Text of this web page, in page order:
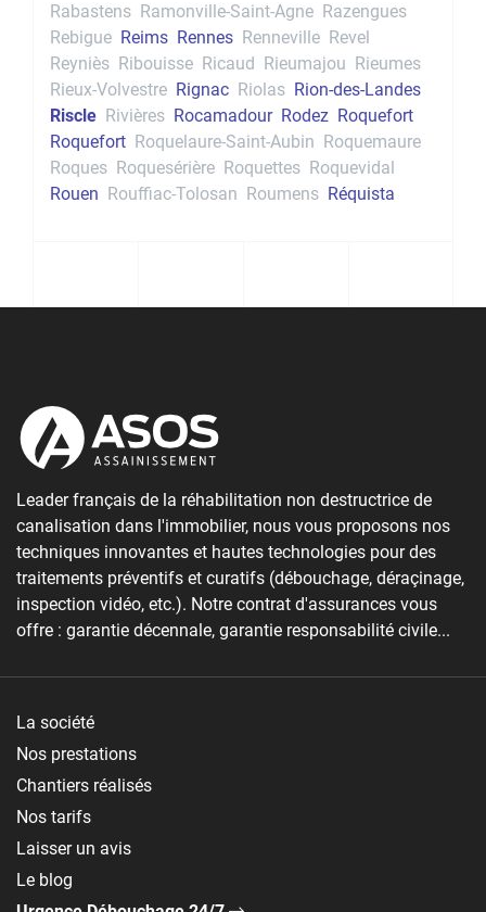
Rabastens Ramonville-Saint-Agne Razengues
Rebigue Reims Rennes Renneville Revel
Reyniès Ribouisse Ricaud Rieumajou Rieumes
Rieux-Volvestre Rignac Riolas Rion-des-Landes
Riscle Rivières Rocamadour Rodez Roquefort
Roquefort Roquelaure-Saint-Aubin Roquemaure
Roques Roquesérière Roquettes Roquevidal
Rouen Rouffiac-Tolosan Roumens Réquista
Leader français de la réhabilitation non destructrice de
canalisation dans l'immobilier, nous vous proposons nos
techniques innovantes et hautes technologies pour des
traitements préventifs et curatifs (débouchage, déraçinage,
inspection vidéo, etc.). Notre contrat d'assurances vous
offre : garantie décennale, garantie responsabilité civile...
La société
Nos prestations
Chantiers réalisés
Nos tarifs
Laisser un avis
Le blog